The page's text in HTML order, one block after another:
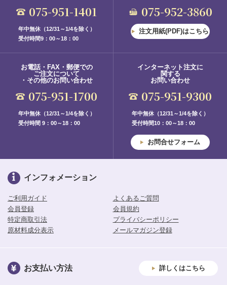
075-951-1401
年中無休（12/31～1/4を除く）
受付時間9：00～18：00
075-952-3860
注文用紙(PDF)はこちら
お電話・FAX・郵便での
ご注文について
・その他のお問い合わせ
075-951-1700
年中無休（12/31～1/4を除く）
受付時間 9：00～18：00
インターネット注文に
関する
お問い合わせ
075-951-9300
年中無休（12/31～1/4を除く）
受付時間10：00～18：00
お問合せフォーム
インフォメーション
ご利用ガイド
よくあるご質問
会員登録
会員規約
特定商取引法
プライバシーポリシー
原材料成分表示
メールマガジン登録
お支払い方法 詳しくはこちら